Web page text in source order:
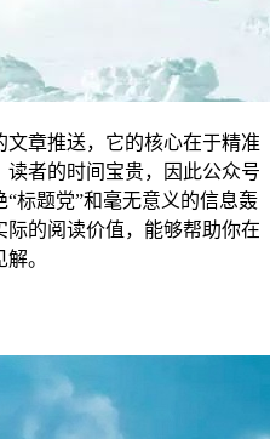
章推送，它的核心在于精准
者的时间宝贵，因此公众号
标题党”和毫无意义的信息轰
的阅读价值，能够帮助你在
。